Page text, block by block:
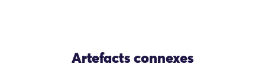
Artefacts connexes